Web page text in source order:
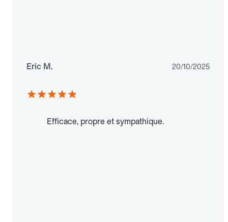
Eric M. 20/10/2025
Efficace, propre et sympathique.